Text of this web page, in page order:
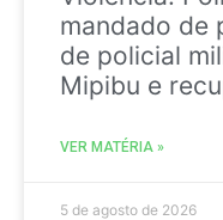
mandado de
de policial
Mipibu e
VER MATÉRIA »
5 de agosto de 2026